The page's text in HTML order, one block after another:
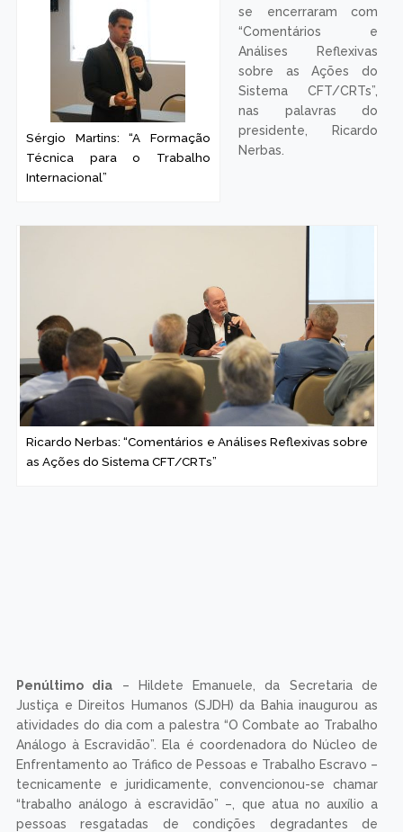
Sérgio Martins: “A Formação
Técnica para o Trabalho
Internacional”
se encerraram com
“Comentários e
Análises Reflexivas
sobre as Ações do
Sistema CFT/CRTs”,
nas palavras do
presidente, Ricardo
Nerbas.
Ricardo Nerbas: “Comentários e Análises Reflexivas sobre
as Ações do Sistema CFT/CRTs”
Penúltimo dia – Hildete Emanuele, da Secretaria de
Justiça e Direitos Humanos (SJDH) da Bahia inaugurou as
atividades do dia com a palestra “O Combate ao Trabalho
Análogo à Escravidão”. Ela é coordenadora do Núcleo de
Enfrentamento ao Tráfico de Pessoas e Trabalho Escravo –
tecnicamente e juridicamente, convencionou-se chamar
“trabalho análogo à escravidão” –, que atua no auxílio a
pessoas resgatadas de condições degradantes de